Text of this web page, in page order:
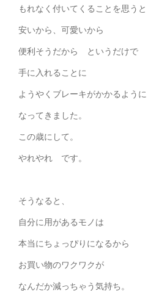
もれなく付いてくることを思うと
安いから、可愛いから
便利そうだから というだけで
手に入れることに
ようやくブレーキがかかるように
なってきました。
この歳にして。
やれやれ です。
そうなると、
自分に用があるモノは
本当にちょっぴりになるから
お買い物のワクワクが
なんだか減っちゃう気持ち。